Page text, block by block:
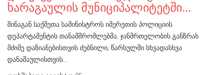
ხარაგაულის მუნიციპალიტეტში…
შინაგან საქმეთა სამინისტროს იმერეთის პოლიციის
დეპარტამენტის თანამშრომლებმა, ჯანმრთელობის განზრახ
მძიმე დაზიანებისთვის ძებნილი, წარსულში სხვადასხვა
დანაშაულისთვის…